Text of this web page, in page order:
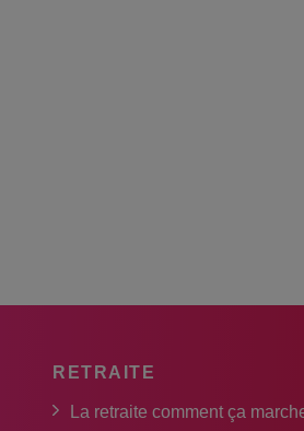
RETRAITE
La retraite comment ça